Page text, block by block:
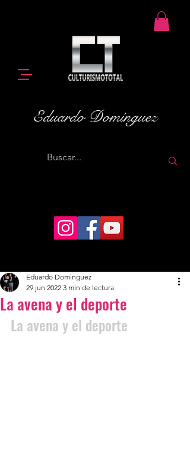
Eduardo Domínguez
La avena y el deporte
Eduardo Dominguez
29 jun 2022 3 min de lectura
La avena y el deporte